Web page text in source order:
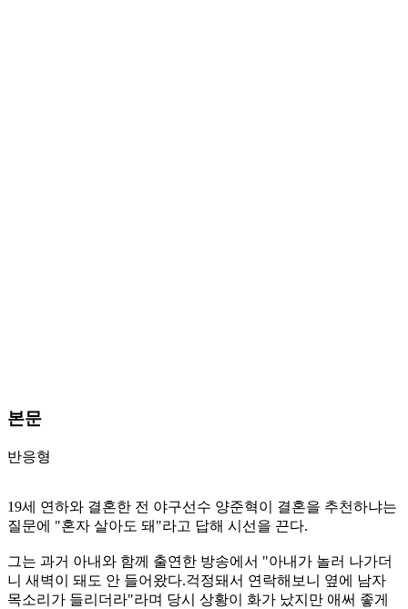
본문
반응형
19세 연하와 결혼한 전 야구선수 양준혁이 결혼을 추천하냐는
질문에 "혼자 살아도 돼"라고 답해 시선을 끈다.
그는 과거 아내와 함께 출연한 방송에서 "아내가 놀러 나가더
니 새벽이 돼도 안 들어왔다.걱정돼서 연락해보니 옆에 남자
목소리가 들리더라"라며 당시 상황이 화가 났지만 애써 좋게